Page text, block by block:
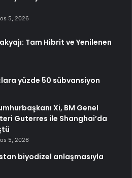
5, 2026
Tam Hibrit ve Yenilenen
yüzde 50 sübvansiyon
Xi, BM Genel
Guterres ile Shanghai’da
5, 2026
biyodizel anlaşmasıyla